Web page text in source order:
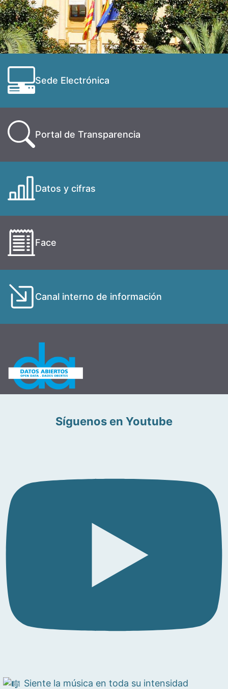
Sede Electrónica
Portal de Transparencia
Datos y cifras
Face
Canal interno de información
Síguenos en Youtube
Siente la música en toda su intensidad